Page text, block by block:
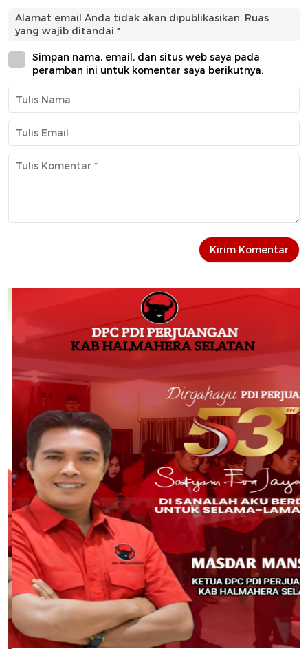
Alamat email Anda tidak akan dipublikasikan. Ruas
yang wajib ditandai *
Simpan nama, email, dan situs web saya pada
peramban ini untuk komentar saya berikutnya.